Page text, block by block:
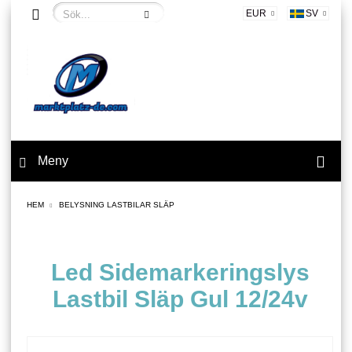
EUR SV
Meny
HEM BELYSNING LASTBILAR SLÄP
Led Sidemarkeringslys
Lastbil Släp Gul 12/24v